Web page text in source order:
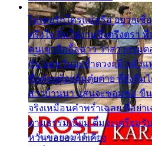
ไม่เคยรักใครแน่หรือ อยากเ
ตรึงใจ ติ๋มใช่งามซึ้งตรึงตรา
คนเขาลืออื้อฉาว ว่าสาวๆรุม
กัน แต่หวั่นจะช้ำดวงฤดี กลัว
ชื่อต๋อยต้อยตุ้มตุ๋ยต่าย พี่ยังลืมไ
สาวบ้านนา แสนจะซอมซ่อ ขื
จริงเหมือนคำพร่ำเฉลย พี่อย่
ตามธรรมเนียม ติ๋มจะเตรียมรั
หวั่นขอยอมได้เคียง